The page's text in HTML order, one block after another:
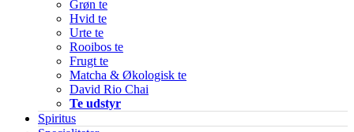
Grøn te
Hvid te
Urte te
Rooibos te
Frugt te
Matcha & Økologisk te
David Rio Chai
Te udstyr
Spiritus